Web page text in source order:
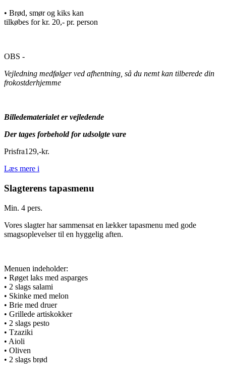
• Brød, smør og kiks kan
tilkøbes for kr. 20,- pr. person
OBS -
Vejledning medfølger ved afhentning, så du nemt kan tilberede din
frokostderhjemme
Billedematerialet er vejledende
Der tages forbehold for udsolgte vare
Prisfra129,-kr.
Læs mere i
Slagterens tapasmenu
Min. 4 pers.
Vores slagter har sammensat en lækker tapasmenu med gode
smagsoplevelser til en hyggelig aften.
Menuen indeholder:
• Røget laks med asparges
• 2 slags salami
• Skinke med melon
• Brie med druer
• Grillede artiskokker
• 2 slags pesto
• Tzaziki
• Aioli
• Oliven
• 2 slags brød